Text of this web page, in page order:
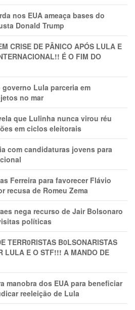
nos EUA ameaça bases do
Donald Trump
CRlSE DE PÂNlCO APÓS LULA E
É O FIM DO
Lula parceria em
no mar
que Lulinha nunca virou réu
em ciclos eleitorais
com candidaturas jovens para
Ferreira para favorecer Flávio
recusa de Romeu Zema
nega recurso de Jair Bolsonaro
políticas
TERR0RlSTAS B0LSONARlSTAS
LULA E O STF!!! A MANDO DE
manobra dos EUA para beneficiar
reeleição de Lula